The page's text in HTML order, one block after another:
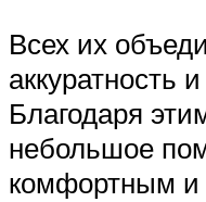
Всех их
аккуратность
Благодаря
небольшое
комфортным и